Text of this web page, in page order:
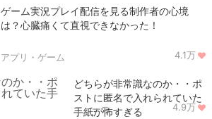
ゲーム実況プレイ配信を見る制作者の心境
は？心臓痛くて直視できなかった！
アプリ・ゲーム 4.1万
どちらが非常識なのか・・ポ
ストに匿名で入れられていた
手紙が怖すぎる
ニュース 4.9万